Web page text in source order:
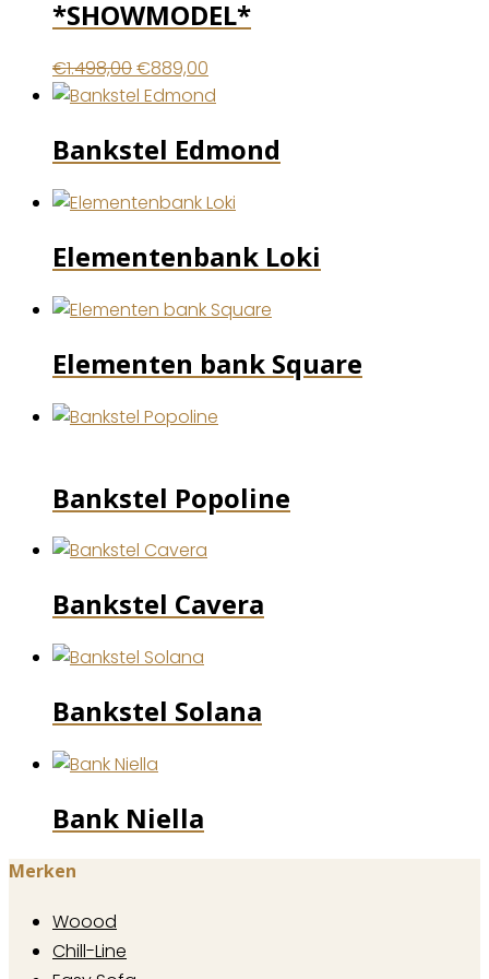
*SHOWMODEL*
€1.498,00Oorspronkelijke
prijs
€1.498,00.
€889,00
prijs
€889,00.
Bankstel Edmond
Elementenbank Loki
Elementen bank Square
Bankstel Popoline
Bankstel Cavera
Bankstel Solana
Bank Niella
Merken
Woood
Chill-Line